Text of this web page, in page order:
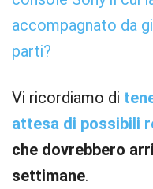
accompagnato da
parti?
Vi ricordiamo di
attesa di possibili
che dovrebbero
settimane.